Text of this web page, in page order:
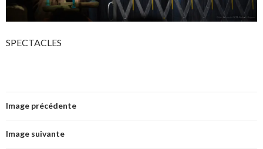
SPECTACLES
Image précédente
Image suivante